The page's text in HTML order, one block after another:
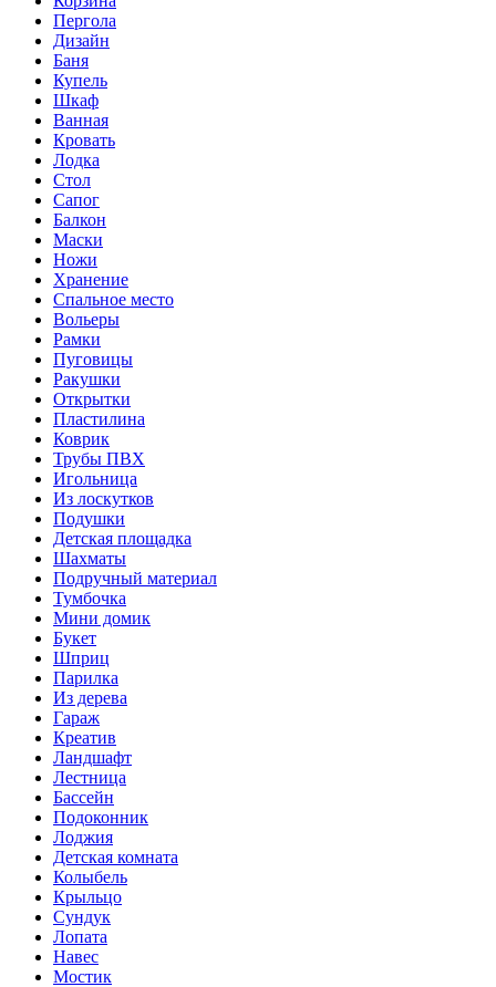
Пергола
Дизайн
Баня
Купель
Шкаф
Ванная
Кровать
Лодка
Стол
Сапог
Балкон
Маски
Ножи
Хранение
Спальное место
Вольеры
Рамки
Пуговицы
Ракушки
Открытки
Пластилина
Коврик
Трубы ПВХ
Игольница
Из лоскутков
Подушки
Детская площадка
Шахматы
Подручный материал
Тумбочка
Мини домик
Букет
Шприц
Парилка
Из дерева
Гараж
Креатив
Ландшафт
Лестница
Бассейн
Подоконник
Лоджия
Детская комната
Колыбель
Крыльцо
Сундук
Лопата
Навес
Мостик